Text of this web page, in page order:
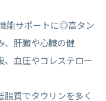
能サポートに◎高タン
、肝臓や心臓の健
コレステロー
質でタウリンを多く